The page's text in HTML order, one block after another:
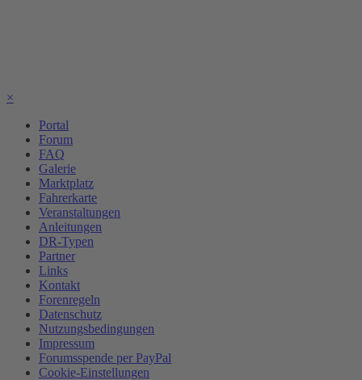
×
Portal
Forum
FAQ
Galerie
Marktplatz
Fahrerkarte
Veranstaltungen
Anleitungen
DR-Typen
Partner
Links
Kontakt
Forenregeln
Datenschutz
Nutzungsbedingungen
Impressum
Forumsspende per PayPal
Cookie-Einstellungen